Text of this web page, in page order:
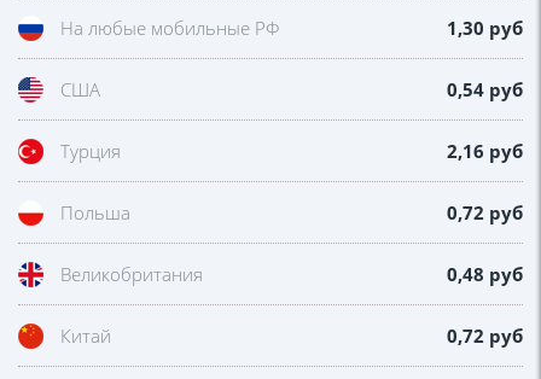
На любые мобильные РФ 1,30 руб
США 0,54 руб
Турция 2,16 руб
Польша 0,72 руб
Великобритания 0,48 руб
Китай 0,72 руб